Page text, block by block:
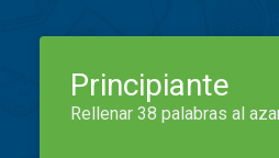
Principiante
Rellenar 38 palabras al